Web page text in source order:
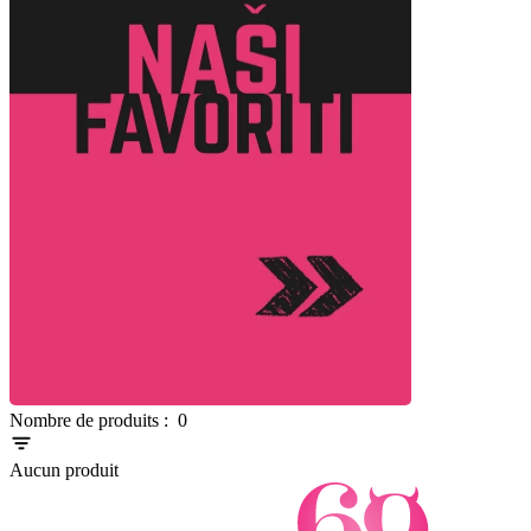
Item
1
of
0
Nombre de produits : 0
Aucun produit